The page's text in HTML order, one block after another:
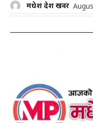
मधेश प्रदेश खवर